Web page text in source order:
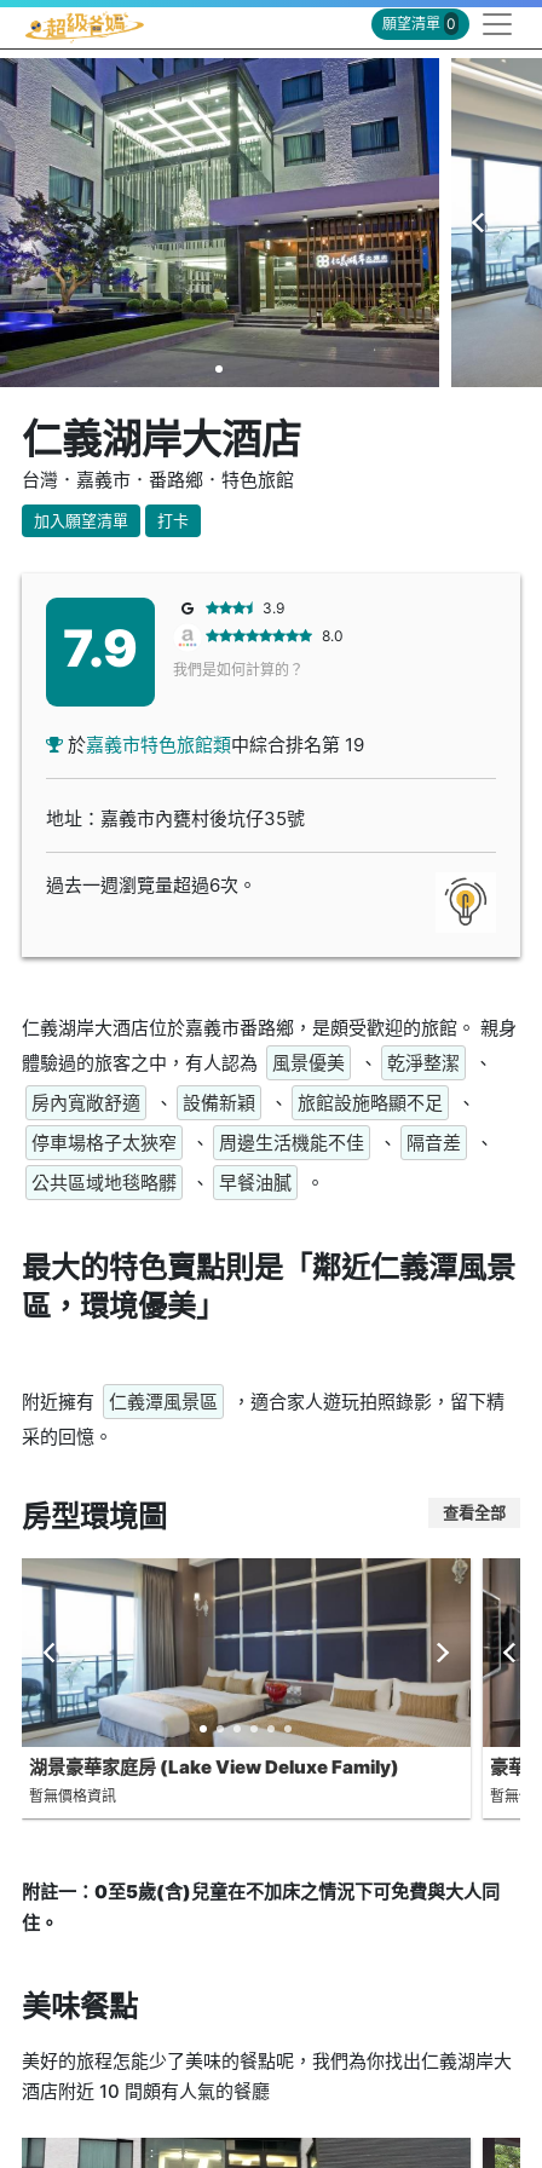
願望清單 0
仁義湖岸大酒店
台灣．嘉義市．番路鄉．特色旅館
加入願望清單 打卡
7.9
3.9
8.0
我們是如何計算的？
於嘉義市特色旅館類中綜合排名第 19
地址：嘉義市內甕村後坑仔35號
過去一週瀏覽量超過6次。
仁義湖岸大酒店位於嘉義市番路鄉，是頗受歡迎的旅館。 親身
體驗過的旅客之中，有人認為
風景優美 、 乾淨整潔
、
房內寬敞舒適
、 設備新穎 、 旅館設施略顯不足
、
停車場格子太狹窄
、 周邊生活機能不佳 、 隔音差
、
公共區域地毯略髒
、 早餐油膩 。
最大的特色賣點則是「鄰近仁義潭風景
區，環境優美」
附近擁有 仁義潭風景區
，適合家人遊玩拍照錄影，留下精
采的回憶。
房型環境圖 查看全部
湖景豪華家庭房 (Lake View Deluxe Family)
暫無價格資訊
豪華
暫無價
附註一：0至5歲(含)兒童在不加床之情況下可免費與大人同
住。
美味餐點
美好的旅程怎能少了美味的餐點呢，我們為你找出仁義湖岸大
酒店附近 10 間頗有人氣的餐廳